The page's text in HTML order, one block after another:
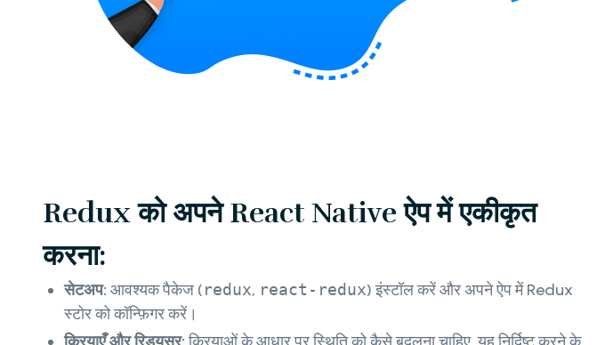
Redux को अपने React Native ऐप में एकीकृत
करना:
सेटअप: आवश्यक पैकेज (redux, react-redux) इंस्टॉल करें और अपने ऐप में Redux
स्टोर को कॉन्फ़िगर करें।
क्रियाएँ और रिड्यूसर:क्रियाओं के आधार पर स्थिति को कैसे बदलना चाहिए, यह निर्दिष्ट करने के